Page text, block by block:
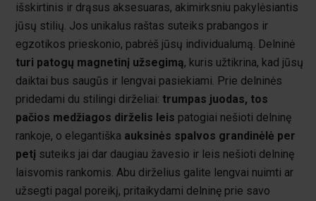
išskirtinis ir drąsus aksesuaras, akimirksniu pakylėsiantis
jūsų stilių. Jos unikalus raštas suteiks prabangos ir
egzotikos prieskonio, pabrėš jūsų individualumą. Delninė
turi patogų magnetinį užsegimą, kuris užtikrina, kad jūsų
daiktai bus saugūs ir lengvai pasiekiami. Prie delninės
pridedami du stilingi dirželiai: trumpas juodas, tos
pačios medžiagos dirželis leis patogiai nešioti delninę
rankoje, o elegantiška auksinės spalvos grandinėlė per
petį suteiks jai dar daugiau žavesio ir leis nešioti delninę
laisvomis rankomis. Abu dirželius galite lengvai nuimti ar
užsegti pagal poreikį, pritaikydami delninę prie savo